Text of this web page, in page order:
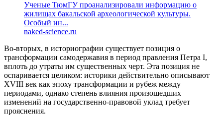
Ученые ТюмГУ проанализировали информацию о
жилищах бакальской археологической культуры.
Особый ин...
naked-science.ru
Во-вторых, в историографии существует позиция о
трансформации самодержавия в период правления Петра I,
вплоть до утраты им существенных черт. Эта позиция не
оспаривается целиком: историки действительно описывают
XVIII век как эпоху трансформации и рубеж между
периодами, однако степень влияния произошедших
изменений на государственно-правовой уклад требует
прояснения.